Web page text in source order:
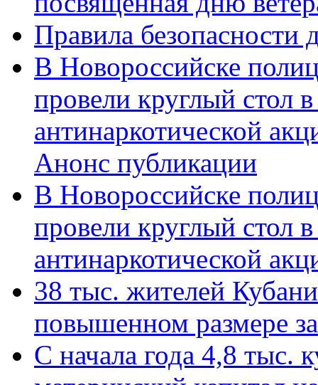
Правила безопасности
В Новороссийске
провели круглый стол
антинаркотической
Анонс публикации
В Новороссийске
провели круглый стол
антинаркотической
38 тыс. жителей
повышенном размере
С начала года 4,8 тыс.